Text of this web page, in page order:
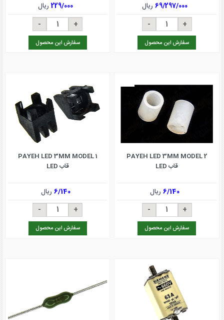
69/297/000ریال
سفارش این محصول
229/000ریال
سفارش این محصول
PAYEH LED 3MM MODEL 2
قاب LED
6/140ریال
سفارش این محصول
PAYEH LED 3MM MODEL 1
قاب LED
6/140 ریال
سفارش این محصول